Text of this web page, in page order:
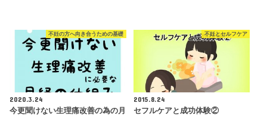
不妊の方へ向き合うための基礎
2020.3.24
今更聞けない生理痛改善の為の月
不妊とセルフケア
2015.8.24
セフルケアと成功体験②